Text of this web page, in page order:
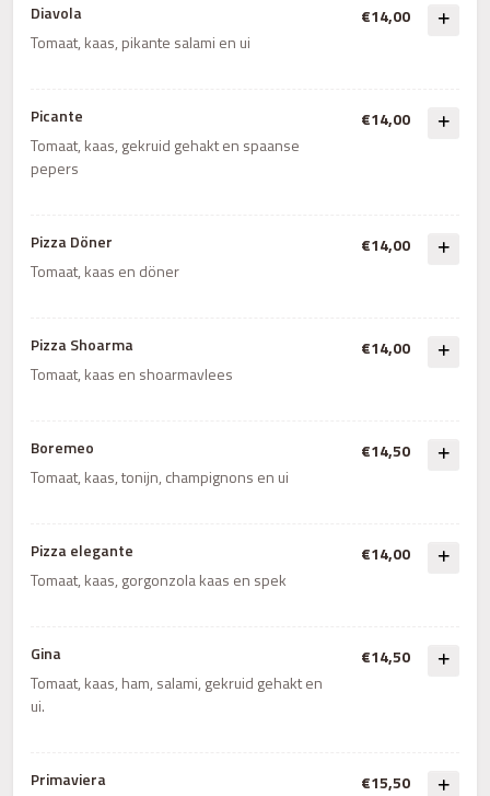
Diavola
Tomaat, kaas, pikante salami en ui
€14,00
Picante
Tomaat, kaas, gekruid gehakt en spaanse
pepers
€14,00
Pizza Döner
Tomaat, kaas en döner
€14,00
Pizza Shoarma
Tomaat, kaas en shoarmavlees
€14,00
Boremeo
Tomaat, kaas, tonijn, champignons en ui
€14,50
Pizza elegante
Tomaat, kaas, gorgonzola kaas en spek
€14,00
Gina
Tomaat, kaas, ham, salami, gekruid gehakt en
ui.
€14,50
Primaviera
€15,50